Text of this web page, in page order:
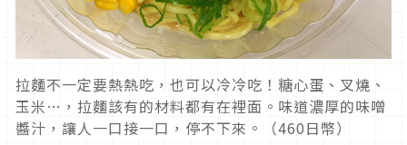
拉麵不一定要熱熱吃，也可以冷冷吃！糖心蛋、叉燒、
玉米…，拉麵該有的材料都有在裡面。味道濃厚的味噌
醬汁，讓人一口接一口，停不下來。（460日幣）